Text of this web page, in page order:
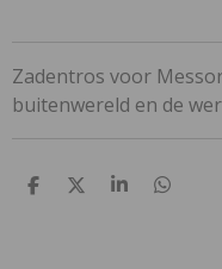
Zadentros voor
buitenwereld en de
D
D
S
D